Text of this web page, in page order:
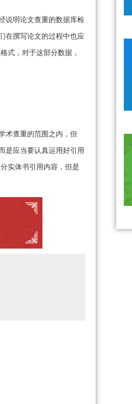
说明论文查重的数据库检
在撰写论文的过程中也应
式，对于这部分数据，
术查重的范围之内，但
是应当要认真运用好引用
实体书引用内容，但是